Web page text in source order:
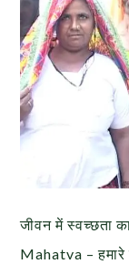
जीवन में स्वच्छता
Mahatva – हमारे